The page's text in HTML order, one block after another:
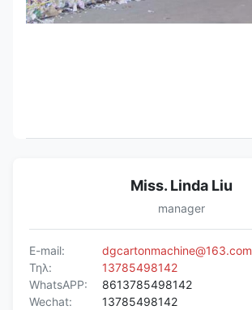
Miss. Linda Liu
manager
E-mail:
dgcartonmachine@163.com
Τηλ:
13785498142
WhatsAPP:
8613785498142
Wechat:
13785498142